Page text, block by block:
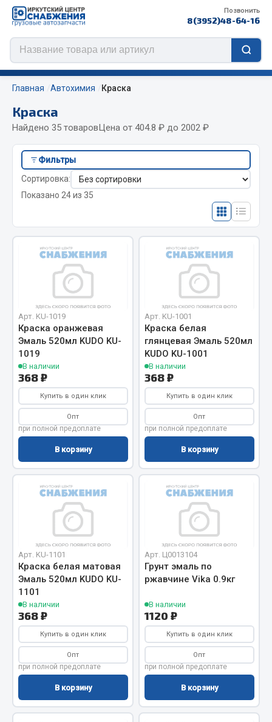
Позвонить
8(3952)48-64-16
Цепи противоскольжения
ЦЕПИ РОССИЯ
ЦЕПИ BOHU (Китай)
Изготовление цепей на колеса BOHU
Весь раздел
Отопители салона, подогреватели
Автономные воздушные отопители
Жидкостные подогреватели
Отопители салона
Подогреватели тосола
Весь раздел
Автотовары
Автозвук
Автокаталоги
Аксессуары автомобильные
Аптечки и знаки автомобильные
Брызговики
Вентиляторы кабины
Вымпела
Показать ещё
Весь раздел
Смазочные материалы
Масла
Охладжающие жидкости
Технические жидкости
Главная Автохимия Краска
Краска
Найдено 35 товаровЦена от 404.8 ₽ до 2002 ₽
Фильтры
Сортировка:
Показано 24 из 35
Арт. KU-1019
Краска оранжевая
Эмаль 520мл KUDO KU-
1019
В наличии
368 ₽
Купить в один клик
Опт
при полной предоплате
В корзину
Арт. KU-1001
Краска белая
глянцевая Эмаль 520мл
KUDO KU-1001
В наличии
368 ₽
Купить в один клик
Опт
при полной предоплате
В корзину
Арт. KU-1101
Краска белая матовая
Эмаль 520мл KUDO KU-
1101
В наличии
368 ₽
Купить в один клик
Опт
при полной предоплате
В корзину
Арт. Ц0013104
Грунт эмаль по
ржавчине Vika 0.9кг
В наличии
1120 ₽
Купить в один клик
Опт
при полной предоплате
В корзину